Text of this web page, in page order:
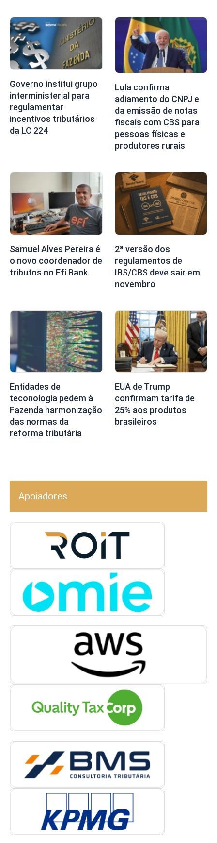
Governo institui grupo
interministerial para
regulamentar
incentivos tributários
da LC 224
Lula confirma
adiamento do CNPJ e
da emissão de notas
fiscais com CBS para
pessoas físicas e
produtores rurais
Samuel Alves Pereira é
o novo coordenador de
tributos no Efí Bank
2ª versão dos
regulamentos de
IBS/CBS deve sair em
novembro
Entidades de
teconologia pedem à
Fazenda harmonização
das normas da
reforma tributária
EUA de Trump
confirmam tarifa de
25% aos produtos
brasileiros
Apoiadores